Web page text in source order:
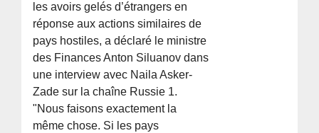
les avoirs gelés d’étrangers en
réponse aux actions similaires de
pays hostiles, a déclaré le ministre
des Finances Anton Siluanov dans
une interview avec Naila Asker-
Zade sur la chaîne Russie 1.
"Nous faisons exactement la
même chose. Si les pays